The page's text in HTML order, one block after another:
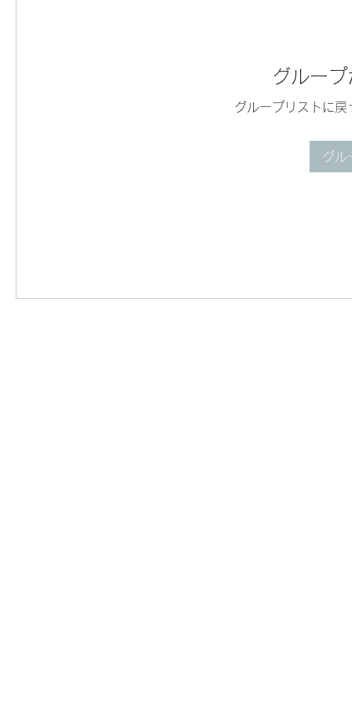
グルー
グループリストに
グル